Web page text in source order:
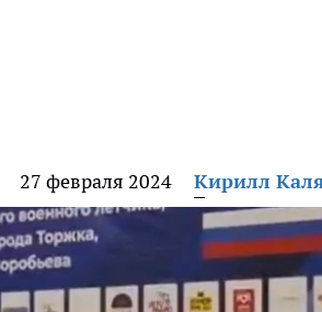
27 февраля 2024 Кирилл